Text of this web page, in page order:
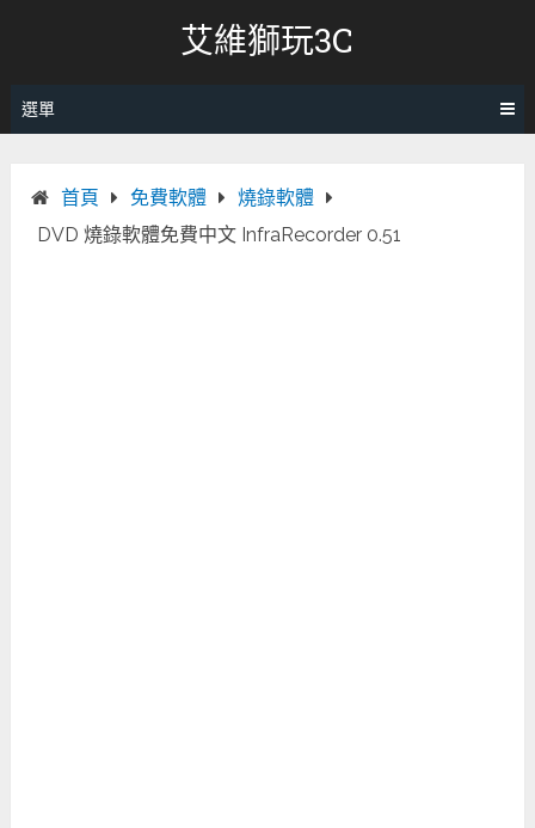
艾維獅玩3C
選單
首頁 免費軟體
燒錄軟體
DVD 燒錄軟體免費中文 InfraRecorder 0.51